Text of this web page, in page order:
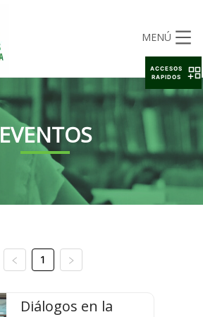
MENÚ
EVENTOS
1
Diálogos en la
ACCESOS
RAPIDOS